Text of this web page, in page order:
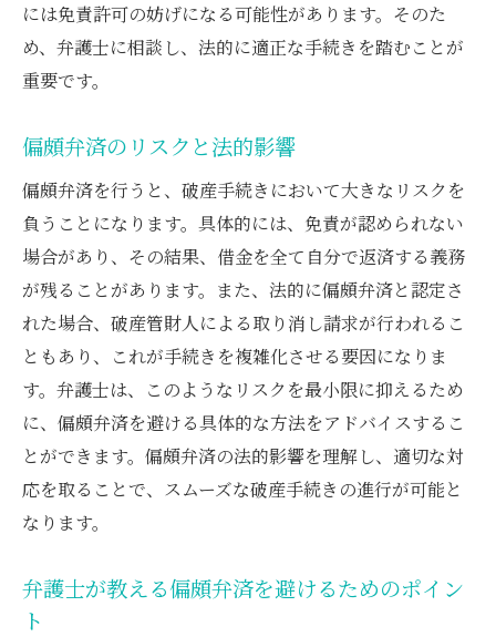
には免責許可の妨げになる可能性があります。そのた
め、弁護士に相談し、法的に適正な手続きを踏むことが
重要です。
偏頗弁済のリスクと法的影響
偏頗弁済を行うと、破産手続きにおいて大きなリスクを
負うことになります。具体的には、免責が認められない
場合があり、その結果、借金を全て自分で返済する義務
が残ることがあります。また、法的に偏頗弁済と認定さ
れた場合、破産管財人による取り消し請求が行われるこ
ともあり、これが手続きを複雑化させる要因になりま
す。弁護士は、このようなリスクを最小限に抑えるため
に、偏頗弁済を避ける具体的な方法をアドバイスするこ
とができます。偏頗弁済の法的影響を理解し、適切な対
応を取ることで、スムーズな破産手続きの進行が可能と
なります。
弁護士が教える偏頗弁済を避けるためのポイン
ト